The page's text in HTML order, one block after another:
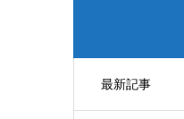
最新記事